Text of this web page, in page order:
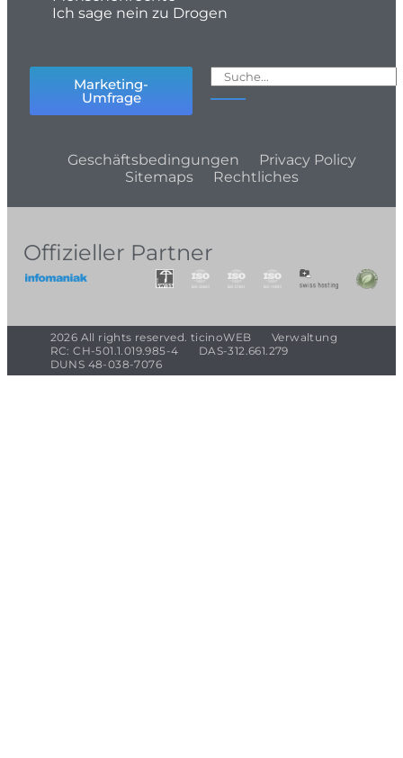
Ich sage nein zu Drogen
Marketing-
Umfrage
Geschäftsbedingungen
Privacy Policy
Sitemaps
Rechtliches
Offizieller Partner
2026 All rights reserved. ticinoWEB
Verwaltung
RC: CH-501.1.019.985-4
DAS-312.661.279
DUNS 48-038-7076